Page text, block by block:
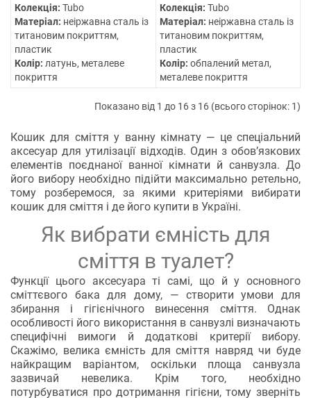
Колекція: Tubo
Матеріал: неіржавна сталь із
титановим покриттям,
пластик
Колір: латунь, металеве
покриття
Колекція: Tubo
Матеріал: неіржавна сталь із
титановим покриттям,
пластик
Колір: обпалений метал,
металеве покриття
Показано від 1 до 16 з 16 (всього сторінок: 1)
Кошик для сміття у ванну кімнату — це спеціальний
аксесуар для утилізації відходів. Один з обов’язкових
елементів поєднаної ванної кімнати й санвузла. До
його вибору необхідно підійти максимально ретельно,
тому розберемося, за якими критеріями вибирати
кошик для сміття і де його купити в Україні.
Як вибрати ємність для
сміття в туалет?
Функції цього аксесуара ті самі, що й у основного
сміттєвого бака для дому, — створити умови для
збирання і гігієнічного винесення сміття. Однак
особливості його використання в санвузлі визначають
специфічні вимоги й додаткові критерії вибору.
Скажімо, велика ємність для сміття навряд чи буде
найкращим варіантом, оскільки площа санвузла
зазвичай невелика. Крім того, необхідно
потурбуватися про дотримання гігієни, тому зверніть